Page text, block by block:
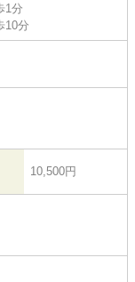
1分
10分
10,500円